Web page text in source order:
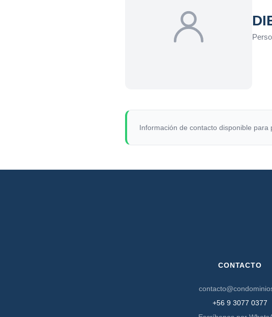
Información de contacto disponible para
CONTACTO
+56 9 3077 0377